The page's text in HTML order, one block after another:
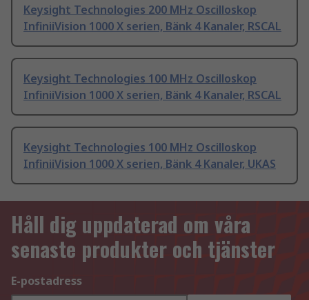
Keysight Technologies 200 MHz Oscilloskop
InfiniiVision 1000 X serien, Bänk 4 Kanaler, RSCAL
Keysight Technologies 100 MHz Oscilloskop
InfiniiVision 1000 X serien, Bänk 4 Kanaler, RSCAL
Keysight Technologies 100 MHz Oscilloskop
InfiniiVision 1000 X serien, Bänk 4 Kanaler, UKAS
Håll dig uppdaterad om våra
senaste produkter och tjänster
E-postadress